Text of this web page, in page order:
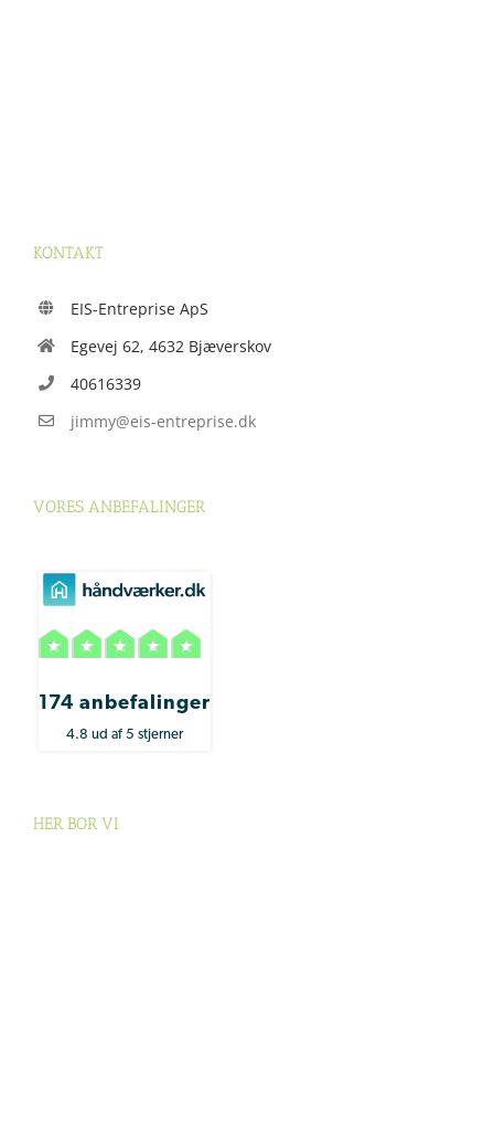
KONTAKT
EIS-Entreprise ApS
Egevej 62, 4632 Bjæverskov
40616339
jimmy@eis-entreprise.dk
VORES ANBEFALINGER
174 anbefalinger
4.8 ud af 5 stjerner
HER BOR VI